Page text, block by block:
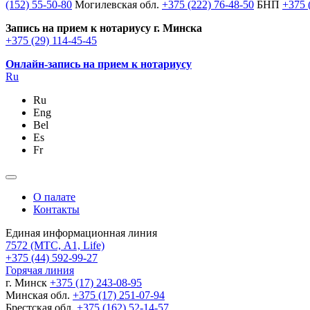
(152) 55-50-80 Могилевская обл. +375 (222) 76-48-50 БНП +375
Запись на прием к нотариусу г. Минска
+375 (29) 114-45-45
Онлайн-запись на прием к нотариусу
Ru
Ru
Eng
Bel
Es
Fr
О палате
Контакты
Единая информационная линия
7572 (МТС, A1, Life)
+375 (44) 592-99-27
Горячая линия
г. Минск +375 (17) 243-08-95
Минская обл. +375 (17) 251-07-94
Брестская обл. +375 (162) 52-14-57